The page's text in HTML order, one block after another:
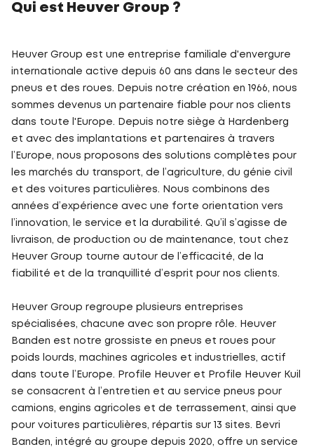
Qui est Heuver Group ?
Heuver Group est une entreprise familiale d'envergure
internationale active depuis 60 ans dans le secteur des
pneus et des roues. Depuis notre création en 1966, nous
sommes devenus un partenaire fiable pour nos clients
dans toute l'Europe. Depuis notre siège à Hardenberg
et avec des implantations et partenaires à travers
l’Europe, nous proposons des solutions complètes pour
les marchés du transport, de l’agriculture, du génie civil
et des voitures particulières. Nous combinons des
années d’expérience avec une forte orientation vers
l’innovation, le service et la durabilité. Qu’il s’agisse de
livraison, de production ou de maintenance, tout chez
Heuver Group tourne autour de l’efficacité, de la
fiabilité et de la tranquillité d’esprit pour nos clients.
Heuver Group regroupe plusieurs entreprises
spécialisées, chacune avec son propre rôle. Heuver
Banden est notre grossiste en pneus et roues pour
poids lourds, machines agricoles et industrielles, actif
dans toute l’Europe. Profile Heuver et Profile Heuver Kuil
se consacrent à l’entretien et au service pneus pour
camions, engins agricoles et de terrassement, ainsi que
pour voitures particulières, répartis sur 13 sites. Bevri
Banden, intégré au groupe depuis 2020, offre un service